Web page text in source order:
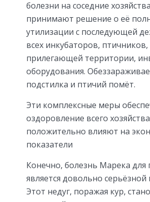
болезни на соседние хозяйства
принимают решение о её
утилизации с последующей
всех инкубаторов, птичников,
прилегающей территории,
оборудования.
подстилка и птичий помёт.
Эти комплексные меры
оздоровление всего
положительно влияют на
показатели
Конечно, болезнь Марека для
является довольно
Этот недуг, поражая кур,